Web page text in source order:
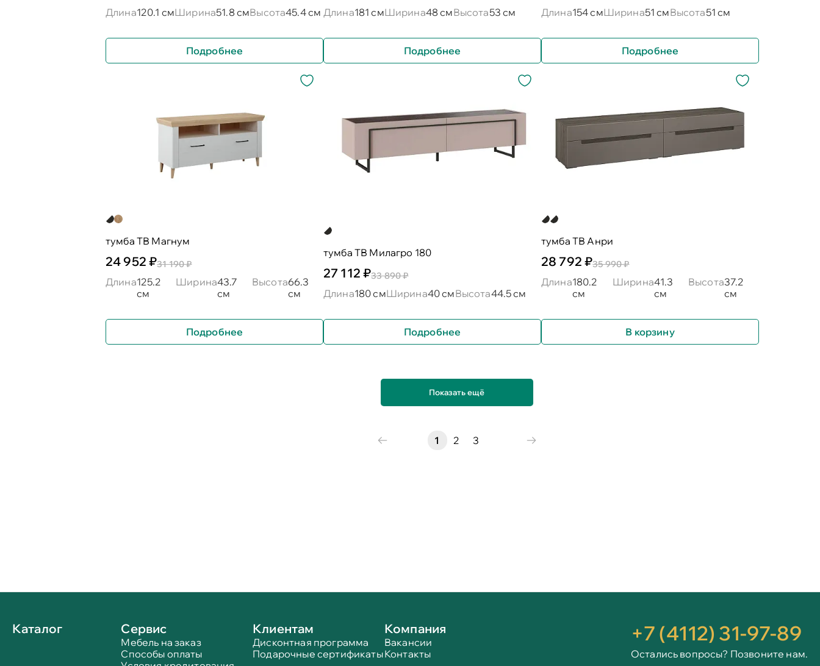
Длина120.1 смШирина51.8 смВысота45.4 см
Подробнее
Длина181 смШирина48 смВысота53 см
Подробнее
Длина154 смШирина51 смВысота51 см
Подробнее
тумба ТВ Магнум
24 952 ₽31 190 ₽
Длина125.2
см
Ширина43.7
см
Высота66.3
см
Подробнее
тумба ТВ Милагро 180
27 112 ₽33 890 ₽
Длина180 смШирина40 смВысота44.5 см
Подробнее
тумба ТВ Анри
28 792 ₽35 990 ₽
Длина180.2
см
Ширина41.3
см
Высота37.2
см
В корзину
Показать ещё
1 2 3
Каталог Сервис
Мебель на заказ
Способы оплаты
Клиентам
Дисконтная программа
Подарочные сертификаты
Компания
Вакансии
Контакты
+7 (4112) 31-97-89
Остались вопросы? Позвоните нам.